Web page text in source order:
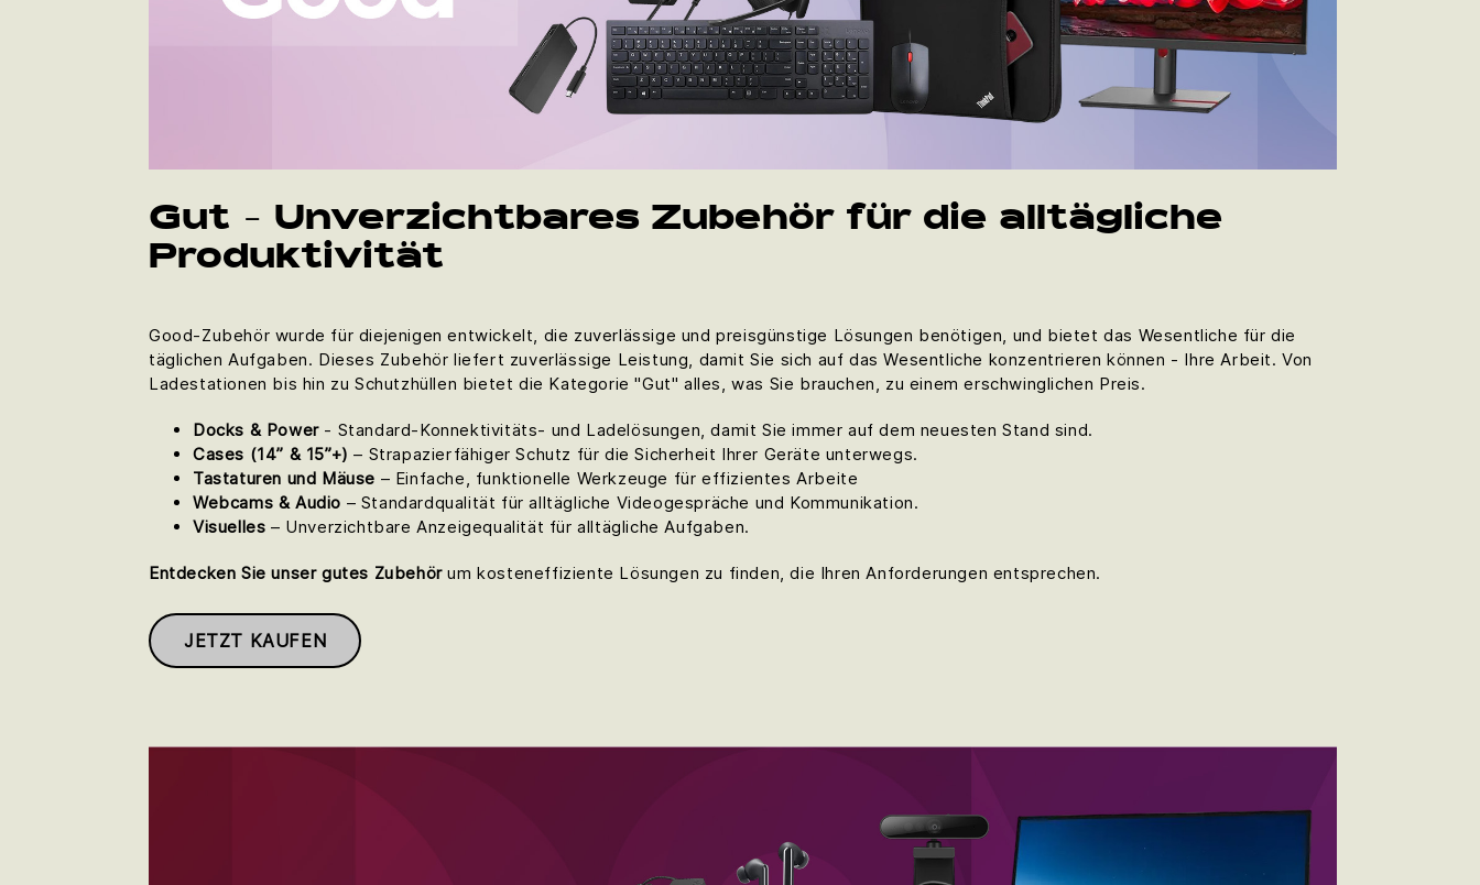
Gut - Unverzichtbares Zubehör für die alltägliche
Produktivität
Good-Zubehör wurde für diejenigen entwickelt, die zuverlässige und preisgünstige Lösungen benötigen, und bietet das Wesentliche für die
täglichen Aufgaben. Dieses Zubehör liefert zuverlässige Leistung, damit Sie sich auf das Wesentliche konzentrieren können - Ihre Arbeit. Von
Ladestationen bis hin zu Schutzhüllen bietet die Kategorie "Gut" alles, was Sie brauchen, zu einem erschwinglichen Preis.
Docks & Power- Standard-Konnektivitäts- und Ladelösungen, damit Sie immer auf dem neuesten Stand sind.
Cases (14” & 15”+) – Strapazierfähiger Schutz für die Sicherheit Ihrer Geräte unterwegs.
Tastaturen und Mäuse – Einfache, funktionelle Werkzeuge für effizientes Arbeite
Webcams & Audio – Standardqualität für alltägliche Videogespräche und Kommunikation.
Visuelles – Unverzichtbare Anzeigequalität für alltägliche Aufgaben.
Entdecken Sie unser gutes Zubehörum kosteneffiziente Lösungen zu finden, die Ihren Anforderungen entsprechen.
JETZT KAUFEN